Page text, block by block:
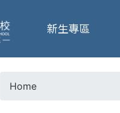
Home
新生專區